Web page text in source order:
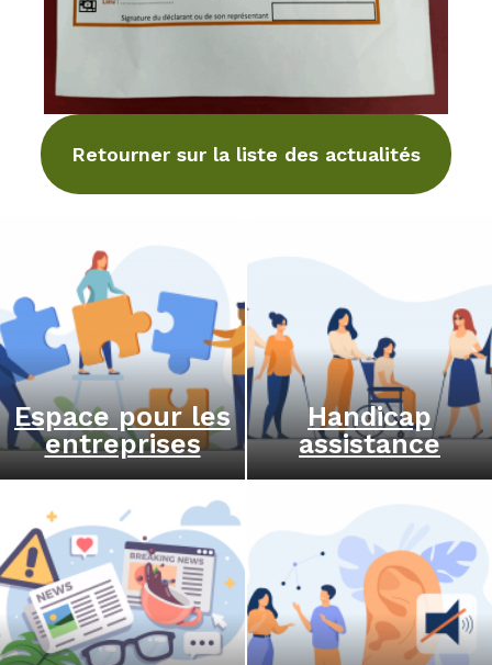
Retourner sur la liste des actualités
Espace pour les
entreprises
Handicap
assistance